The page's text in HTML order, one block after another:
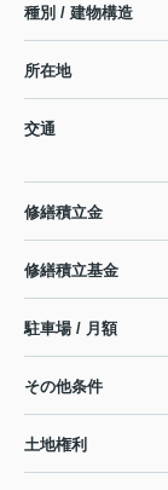
種別 / 建物構造
所在地
交通
修繕積立金
修繕積立基金
駐車場 / 月額
その他条件
土地権利